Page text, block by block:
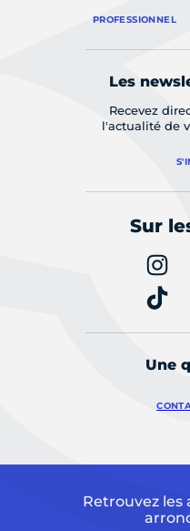
PROFESSIONNEL
Les
Recevez
l'actualité de
Sur
Une
Retrouvez les